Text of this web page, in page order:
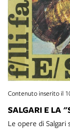
Contenuto inserito il
SALGARI E LA
Le opere di Salgari